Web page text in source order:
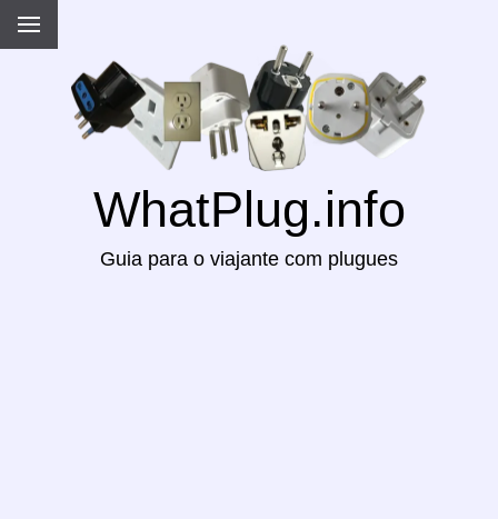
WhatPlug.info
Guia para o viajante com plugues